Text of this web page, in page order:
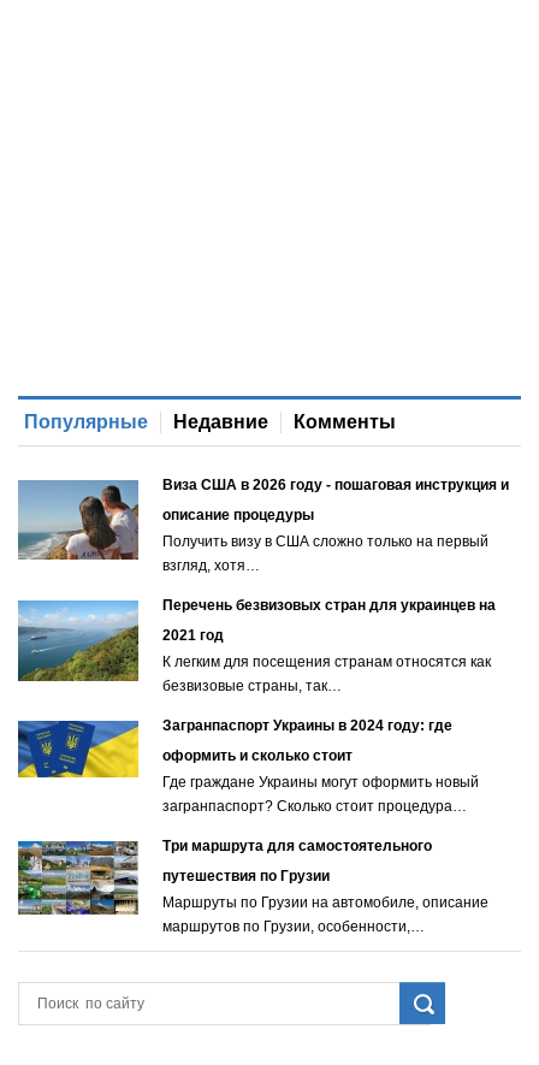
Популярные Недавние Комменты
Виза США в 2026 году - пошаговая инструкция и
описание процедуры
Получить визу в США сложно только на первый
взгляд, хотя…
Перечень безвизовых стран для украинцев на
2021 год
К легким для посещения странам относятся как
безвизовые страны, так…
Загранпаспорт Украины в 2024 году: где
оформить и сколько стоит
Где граждане Украины могут оформить новый
загранпаспорт? Сколько стоит процедура…
Три маршрута для самостоятельного
путешествия по Грузии
Маршруты по Грузии на автомобиле, описание
маршрутов по Грузии, особенности,…